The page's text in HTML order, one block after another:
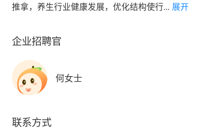
推拿，养生行业健康发展，优化结构使行... 展开
企业招聘官
何女士
联系方式